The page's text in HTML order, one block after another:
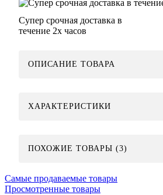
Супер срочная доставка в
течение 2х часов
ОПИСАНИЕ ТОВАРА
ХАРАКТЕРИСТИКИ
ПОХОЖИЕ ТОВАРЫ (3)
Самые продаваемые товары
Просмотренные товары